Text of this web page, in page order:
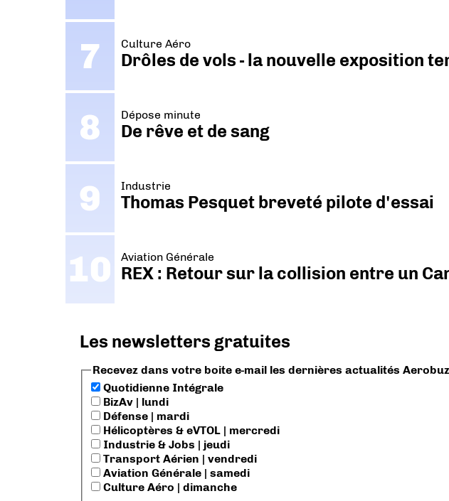
Culture Aéro
Drôles de vols - la nouvelle exposition
Dépose minute
De rêve et de sang
Industrie
Thomas Pesquet breveté pilote d'essai
Aviation Générale
REX : Retour sur la collision entre un
Les newsletters gratuites
Recevez dans votre boite e-mail les dernières actualités
Quotidienne Intégrale
BizAv | lundi
Défense | mardi
Hélicoptères & eVTOL | mercredi
Industrie & Jobs | jeudi
Transport Aérien | vendredi
Aviation Générale | samedi
Culture Aéro | dimanche